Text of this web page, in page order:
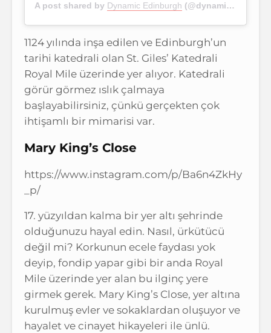
A post shared by Dynamic Edinburgh (@dynamic.edinburgh) on
1124 yılında inşa edilen ve Edinburgh’un
tarihi katedrali olan St. Giles’ Katedrali
Royal Mile üzerinde yer alıyor. Katedrali
görür görmez ıslık çalmaya
başlayabilirsiniz, çünkü gerçekten çok
ihtişamlı bir mimarisi var.
Mary King’s Close
https://www.instagram.com/p/Ba6n4ZkHy
_p/
17. yüzyıldan kalma bir yer altı şehrinde
olduğunuzu hayal edin. Nasıl, ürkütücü
değil mi? Korkunun ecele faydası yok
deyip, fondip yapar gibi bir anda Royal
Mile üzerinde yer alan bu ilginç yere
girmek gerek. Mary King’s Close, yer altına
kurulmuş evler ve sokaklardan oluşuyor ve
hayalet ve cinayet hikayeleri ile ünlü.